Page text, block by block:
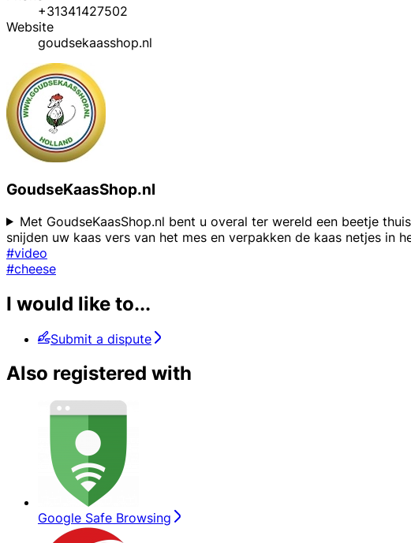
+31341427502
Website
goudsekaasshop.nl
GoudseKaasShop.nl
Met GoudseKaasShop.nl bent u overal ter wereld een beetje
snijden uw kaas vers van het mes en verpakken de kaas netjes in
#video
#cheese
I would like to...
Submit a dispute
Also registered with
Google Safe Browsing